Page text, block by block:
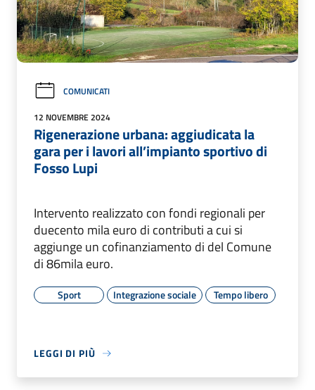
COMUNICATI
12 NOVEMBRE 2024
Rigenerazione urbana: aggiudicata la
gara per i lavori all’impianto sportivo di
Fosso Lupi
Intervento realizzato con fondi regionali per
duecento mila euro di contributi a cui si
aggiunge un cofinanziamento di del Comune
di 86mila euro.
Sport Integrazione sociale Tempo libero
LEGGI DI PIÙ